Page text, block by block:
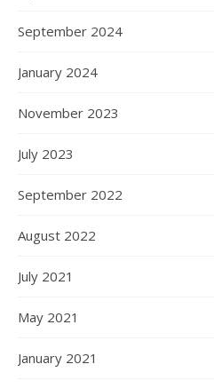
September 2024
January 2024
November 2023
July 2023
September 2022
August 2022
July 2021
May 2021
January 2021